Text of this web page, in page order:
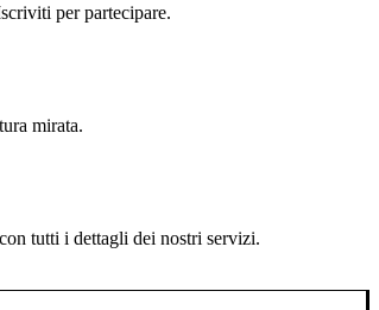
per partecipare.
mirata.
tutti i dettagli dei nostri servizi.